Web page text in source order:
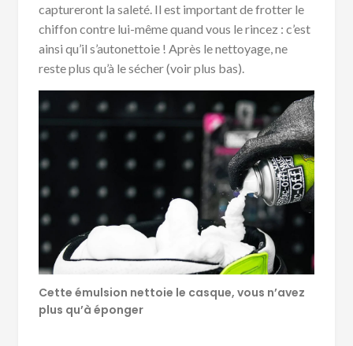
captureront la saleté. Il est important de frotter le
chiffon contre lui-même quand vous le rincez : c’est
ainsi qu’il s’autonettoie ! Après le nettoyage, ne
reste plus qu’à le sécher (voir plus bas).
Cette émulsion nettoie le casque, vous n’avez
plus qu’à éponger